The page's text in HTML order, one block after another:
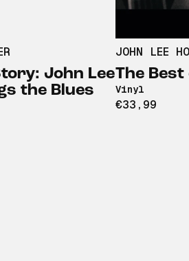
John Lee
the Blues
JOHN LEE
The
Vinyl
€33,99